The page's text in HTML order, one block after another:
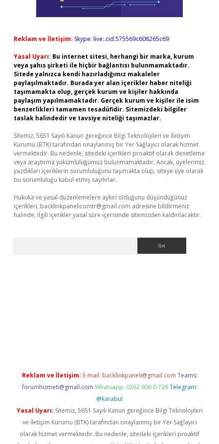
Reklam ve İletişim: Skype: live:.cid.575569c608265c69
Yasal Uyarı: Bu internet sitesi, herhangi bir marka, kurum
veya şahıs şirketi ile hiçbir bağlantısı bulunmamaktadır.
Sitede yalnızca kendi hazırladığımız makaleler
paylaşılmaktadır. Burada yer alan içerikler haber niteliği
taşımamakta olup, gerçek kurum ve kişiler hakkında
paylaşım yapılmamaktadır. Gerçek kurum ve kişiler ile isim
benzerlikleri tamamen tesadüfidir. Sitemizdeki bilgiler
taslak halindedir ve tavsiye niteliği taşımazlar.
Sitemiz, 5651 Sayılı Kanun gereğince Bilgi Teknolojileri ve İletişim
Kurumu (BTK) tarafından onaylanmış bir Yer Sağlayıcı olarak hizmet
vermektedir. Bu nedenle, sitedeki içerikleri proaktif olarak denetleme
veya araştırma yükümlülüğümüz bulunmamaktadır. Ancak, üyelerimiz
yazdıkları içeriklerin sorumluluğunu taşımakta olup, siteye üye olarak
bu sorumluluğu kabul etmiş sayılırlar.
Hukuka ve yasal düzenlemelere aykırı olduğunu düşündüğünüz
içerikleri, backlinkpanelicomtr@gmail.com adresine bildirmeniz
halinde, ilgili içerikler yasal süre içerisinde sitemizden kaldırılacaktır.
Reklam ve İletişim: E-mail: backlinkpaneli@gmail.com Teams:
forumhizmeti@gmail.com Whatsapp: 0262 606 0 726 Telegram:
@karabul
Yasal Uyarı: Sitemiz, 5651 Sayılı Kanun gereğince Bilgi Teknolojileri
ve İletişim Kurumu (BTK) tarafından onaylanmış bir Yer Sağlayıcı
olarak hizmet vermektedir. Bu nedenle, sitedeki içerikleri proaktif